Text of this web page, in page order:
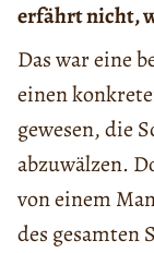
erfährt nicht,
Das war eine
einen
gewesen, die
abzuwälzen.
von einem
des gesamten